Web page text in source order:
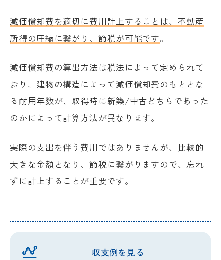
減価償却費を適切に費用計上することは、不動産
所得の圧縮に繋がり、節税が可能です。
減価償却費の算出方法は税法によって定められて
おり、建物の構造によって減価償却費のもととな
る耐用年数が、取得時に新築/中古どちらであった
のかによって計算方法が異なります。
実際の支出を伴う費用ではありませんが、比較的
大きな金額となり、節税に繋がりますので、忘れ
ずに計上することが重要です。
収支例を見る